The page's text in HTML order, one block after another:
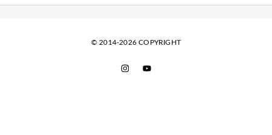
© 2014-2026 COPYRIGHT